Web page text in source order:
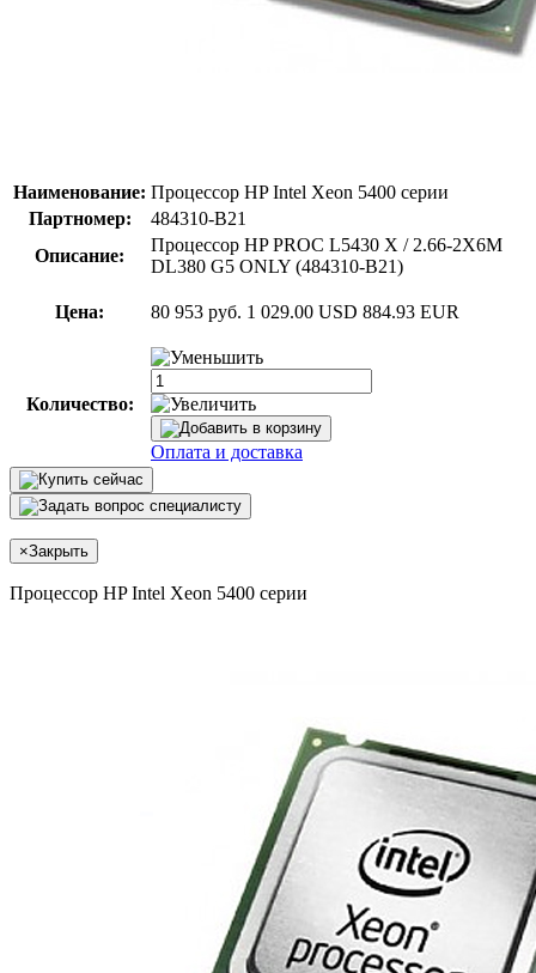
Наименование: Процессор HP Intel Xeon 5400 серии
Партномер:
484310-B21
Описание:
Процессор HP PROC L5430 X / 2.66-2X6M
DL380 G5 ONLY (484310-B21)
Цена: 80 953 руб. 1 029.00 USD 884.93 EUR
Количество:
Оплата и доставка
×Закрыть
Процессор HP Intel Xeon 5400 серии